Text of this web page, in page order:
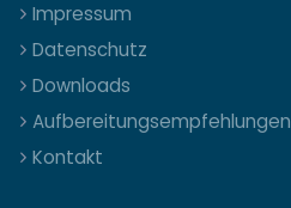
Impressum
Datenschutz
Downloads
Aufbereitungsempfehlungen
Kontakt